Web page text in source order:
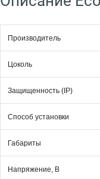
Производитель
Цоколь
Защищенность (IP)
Способ установки
Габариты
Напряжение, В